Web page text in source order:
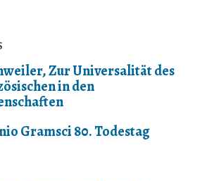
Zur Universalität des
in den
Gramsci 80. Todestag